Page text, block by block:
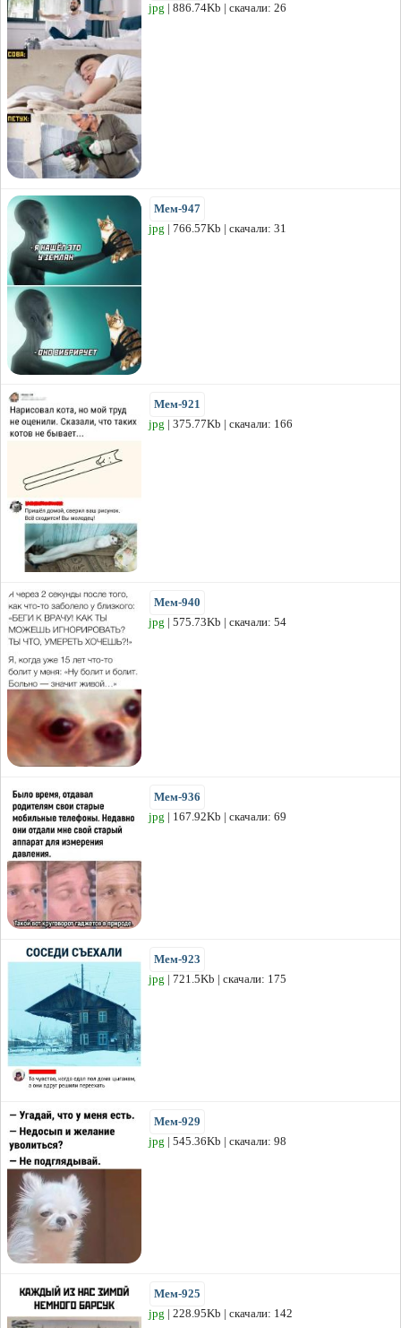
jpg | 886.74Kb | скачали: 26
Мем-947
jpg | 766.57Kb | скачали: 31
Мем-921
jpg | 375.77Kb | скачали: 166
Мем-940
jpg | 575.73Kb | скачали: 54
Мем-936
jpg | 167.92Kb | скачали: 69
Мем-923
jpg | 721.5Kb | скачали: 175
Мем-929
jpg | 545.36Kb | скачали: 98
Мем-925
jpg | 228.95Kb | скачали: 142